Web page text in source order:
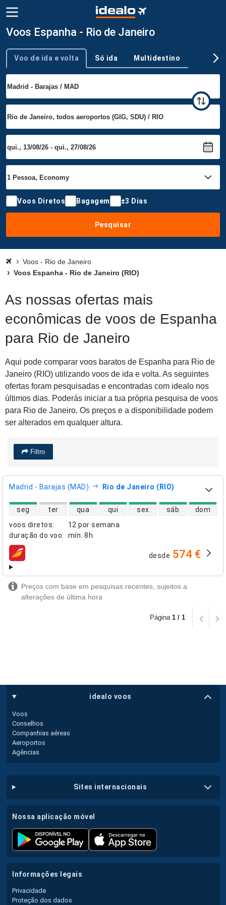
Voos Espanha - Rio de Janeiro
Tipo de viagem
Voo de ida e volta Só ida Multidestino
Voos Diretos Bagagem ±3 Dias
Pesquisar
Voos - Rio de Janeiro
Voos Espanha - Rio de Janeiro (RIO)
As nossas ofertas mais
econômicas de voos de Espanha
para Rio de Janeiro
Aqui pode comparar voos baratos de Espanha para Rio de
Janeiro (RIO) utilizando voos de ida e volta. As seguintes
ofertas foram pesquisadas e encontradas com idealo nos
últimos dias. Poderás iniciar a tua própria pesquisa de voos
para Rio de Janeiro. Os preços e a disponibilidade podem
ser alterados em qualquer altura.
Filtro
Madrid - Barajas (MAD) Rio de Janeiro (RIO)
voos diretos:
12 por semana
duração do voo: mín. 8h
disponibilidade de voos diretos
seg ter qua qui sex sáb dom
companhias aéreas desde 574 €
Preços com base em pesquisas recentes, sujeitos a
alterações de última hora
Página 1 / 1
idealo voos
Voos
Conselhos
Companhias aéreas
Aeroportos
Agências
sites internacionais
nossa aplicação móvel
informações legais
Privacidade
Proteção dos dados